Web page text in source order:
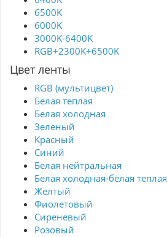
6500K
6000K
3000K-6400K
RGB+2300K+6500K
Цвет ленты
RGB (мультицвет)
Белая теплая
Белая холодная
Зеленый
Красный
Синий
Белая нейтральная
Белая холодная-белая теплая
Желтый
Фиолетовый
Сиреневый
Розовый